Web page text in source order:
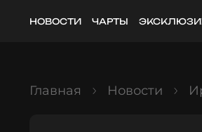
НОВОСТИ ЧАРТЫ
Главная Новости